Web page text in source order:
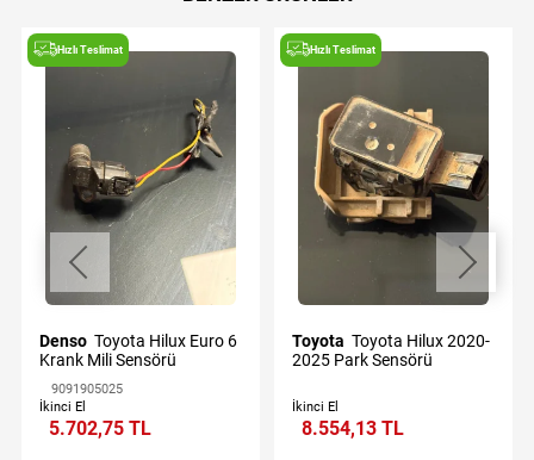
Hızlı Teslimat
Denso Toyota Hilux Euro 6
Krank Mili Sensörü
9091905025
İkinci El
5.702,75 TL
Hızlı Teslimat
Toyota
2025 Park Sensörü
İkinci El
8.554,13 TL